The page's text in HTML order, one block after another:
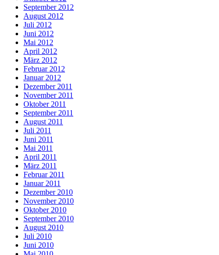
September 2012
August 2012
Juli 2012
Juni 2012
Mai 2012
April 2012
März 2012
Februar 2012
Januar 2012
Dezember 2011
November 2011
Oktober 2011
September 2011
August 2011
Juli 2011
Juni 2011
Mai 2011
April 2011
März 2011
Februar 2011
Januar 2011
Dezember 2010
November 2010
Oktober 2010
September 2010
August 2010
Juli 2010
Juni 2010